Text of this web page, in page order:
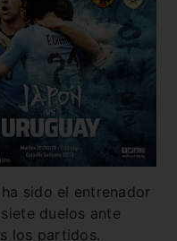
ha sido el entrenador
duelos ante
los partidos.